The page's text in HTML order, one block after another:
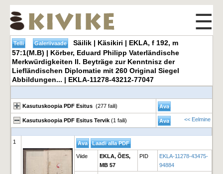
☰
Säilik | Käsikiri | EKLA, f 192, m
57:1(M.B) | Körber, Eduard Philipp Vaterländische
Merkwürdigkeiten II. Beyträge zur Kenntnisz der
Liefländischen Diplomatie mit 260 Original Siegel
Abbildungen... | EKLA-11278-43212-77047
Kasutuskoopia PDF Esitus (277 faili)
Kasutuskoopia PDF Esitus Tervik (1 faili) << Eelmine
1
Viide
EKLA, ÕES,
MB 57
PID
EKLA-11278-43475-
94884